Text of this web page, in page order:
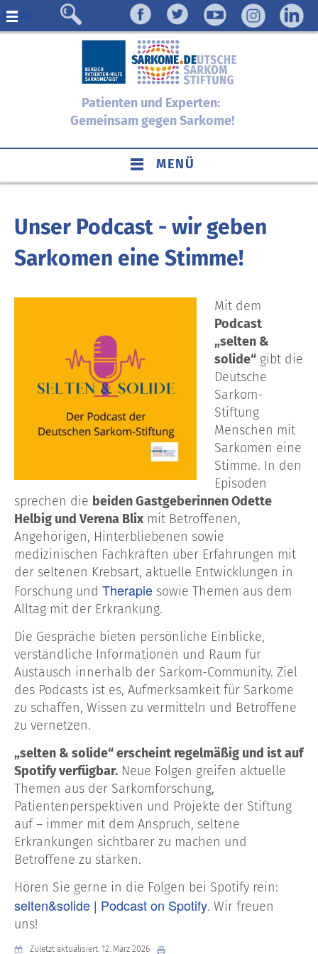
Menü
Patienten und Experten:
Gemeinsam gegen Sarkome!
MENÜ
Unser Podcast - wir geben
Sarkomen eine Stimme!
Mit dem
Podcast
„selten &
solide“ gibt die
Deutsche
Sarkom-
Stiftung
Menschen mit
Sarkomen eine
Stimme. In den
Episoden
sprechen die beiden Gastgeberinnen Odette
Helbig und Verena Blix mit Betroffenen,
Angehörigen, Hinterbliebenen sowie
medizinischen Fachkräften über Erfahrungen mit
der seltenen Krebsart, aktuelle Entwicklungen in
Forschung und Therapie sowie Themen aus dem
Alltag mit der Erkrankung.
Die Gespräche bieten persönliche Einblicke,
verständliche Informationen und Raum für
Austausch innerhalb der Sarkom-Community. Ziel
des Podcasts ist es, Aufmerksamkeit für Sarkome
zu schaffen, Wissen zu vermitteln und Betroffene
zu vernetzen.
„selten & solide“ erscheint regelmäßig und ist auf
Spotify verfügbar. Neue Folgen greifen aktuelle
Themen aus der Sarkomforschung,
Patientenperspektiven und Projekte der Stiftung
auf – immer mit dem Anspruch, seltene
Erkrankungen sichtbarer zu machen und
Betroffene zu stärken.
Hören Sie gerne in die Folgen bei Spotify rein:
selten&solide | Podcast on Spotify. Wir freuen
uns!
Zuletzt aktualisiert: 12. März 2026